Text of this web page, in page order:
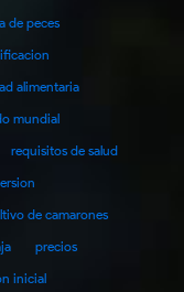
de peces
alimentaria
mundial
requisitos de salud
de camarones
precios
inicial